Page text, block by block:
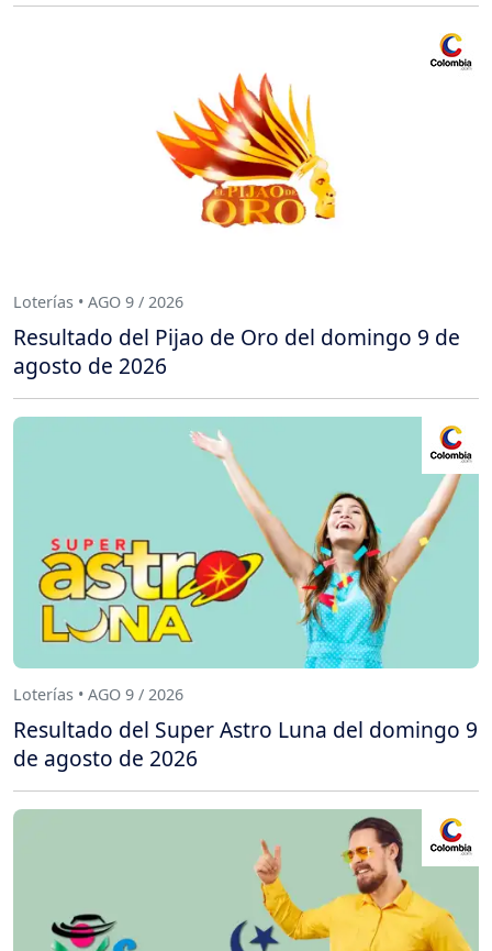
Loterías • AGO 9 / 2026
Resultado del Pijao de Oro del domingo 9 de
agosto de 2026
Loterías • AGO 9 / 2026
Resultado del Super Astro Luna del domingo 9
de agosto de 2026